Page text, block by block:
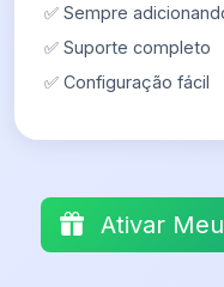
✅ Sempre
✅ Suporte completo
✅ Configuração fácil
Ativar